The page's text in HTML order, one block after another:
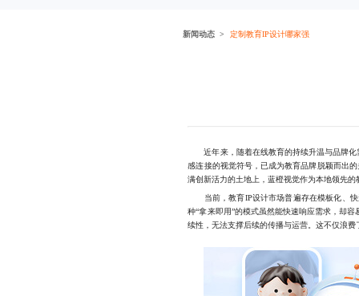
新闻动态 定制教育IP设计哪家强
近年来，随着在线教育的持续升温与品牌化
感连接的视觉符号，已成为教育品牌脱颖而出
满创新活力的土地上，蓝橙视觉作为本地领先
当前，教育IP设计市场普遍存在模板化、快
种“拿来即用”的模式虽然能快速响应需求，却
续性，无法支撑后续的传播与运营。这不仅浪